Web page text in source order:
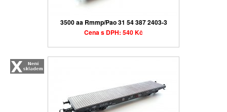
3500 aa Rmmp/Pao 31 54 387 2403-3
Cena s DPH: 540 Kč